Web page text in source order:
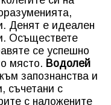
Денят е идеален
Осъществете
се успешно
място. Водолей
запознанства и
съчетани с
с наложените